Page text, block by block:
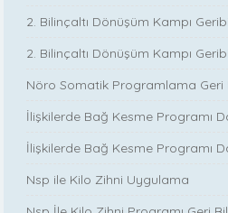
2. Bilinçaltı Dönüşüm Kampı
2. Bilinçaltı Dönüşüm Kampı
Nöro Somatik Programlama Geri
İlişkilerde Bağ Kesme Programı
İlişkilerde Bağ Kesme Programı
Nsp ile Kilo Zihni Uygulama